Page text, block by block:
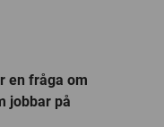
en fråga om
jobbar på